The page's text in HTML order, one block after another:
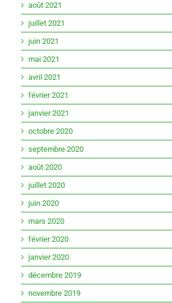
août 2021
juillet 2021
juin 2021
mai 2021
avril 2021
février 2021
janvier 2021
octobre 2020
septembre 2020
août 2020
juillet 2020
juin 2020
mars 2020
février 2020
janvier 2020
décembre 2019
novembre 2019